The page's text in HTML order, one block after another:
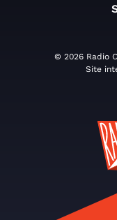
© 2026 Radio
Site